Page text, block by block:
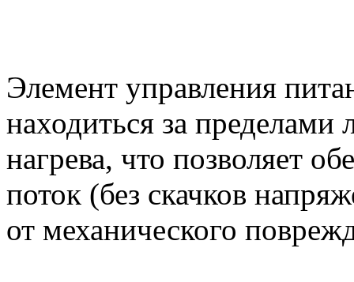
Элемент управления
находиться за
нагрева, что позволяет
поток (без скачков
от механического